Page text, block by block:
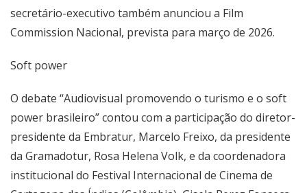
secretário-executivo também anunciou a Film
Commission Nacional, prevista para março de 2026.
Soft power
O debate “Audiovisual promovendo o turismo e o soft
power brasileiro” contou com a participação do diretor-
presidente da Embratur, Marcelo Freixo, da presidente
da Gramadotur, Rosa Helena Volk, e da coordenadora
institucional do Festival Internacional de Cinema de